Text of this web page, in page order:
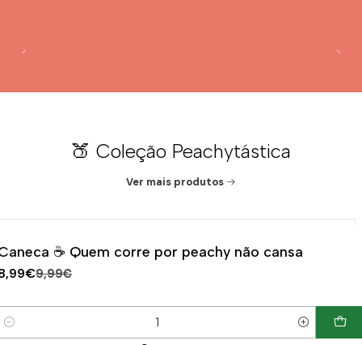
🍑 Coleção Peachytástica
Ver mais produtos
DESCONTO
☕ Quem corre por peachy não cansa
9,99€